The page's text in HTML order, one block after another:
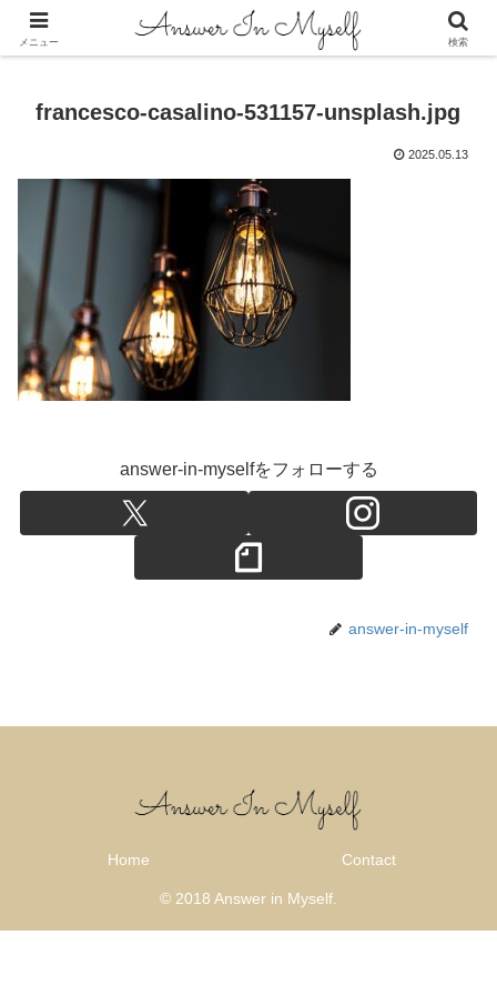
答えは自分の中にある
francesco-casalino-531157-unsplash.jpg
2025.05.13
answer-in-myselfをフォローする
answer-in-myself
Home Contact
© 2018 Answer in Myself.
メニュー 検索